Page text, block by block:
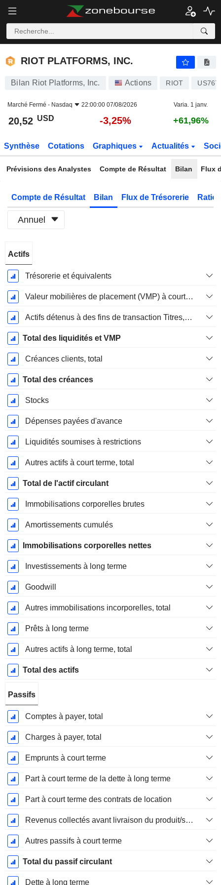
RIOT PLATFORMS, INC.
RIOT PLATFORMS, INC.
Bilan Riot Platforms, Inc. Actions RIOT
Marché Fermé - Nasdaq 22:00:00 07/08/2026 Varia. 1 janv.
20,52 USD -3,25% +61,96%
Synthèse Cotations Graphiques Actualités
Prévisions des Analystes Compte de Résultat Bilan Flux
Compte de Résultat Bilan Flux de Trésorerie
Annuel
Fiscale:
Décembre
Actifs
Trésorerie et équivalents
Valeur mobilières de placement (VMP) à court terme
Actifs détenus à des fins de transaction Titres, totalActifs détenus à des fins de transactions (Trading), Total.
Total des liquidités et VMP
Créances clients, total
Total des créances
Stocks
Dépenses payées d'avance
Liquidités soumises à restrictions
Autres actifs à court terme, total
Total de l'actif circulant
Immobilisations corporelles brutes
Amortissements cumulés
Immobilisations corporelles nettes
Investissements à long terme
Goodwill
Autres immobilisations incorporelles, total
Prêts à long terme
Autres actifs à long terme, total
Total des actifs
Passifs
Comptes à payer, total
Charges à payer, total
Emprunts à court terme
Part à court terme de la dette à long terme
Part à court terme des contrats de location
Revenus collectés avant livraison du produit/service
Autres passifs à court terme
Total du passif circulant
Dette à long terme